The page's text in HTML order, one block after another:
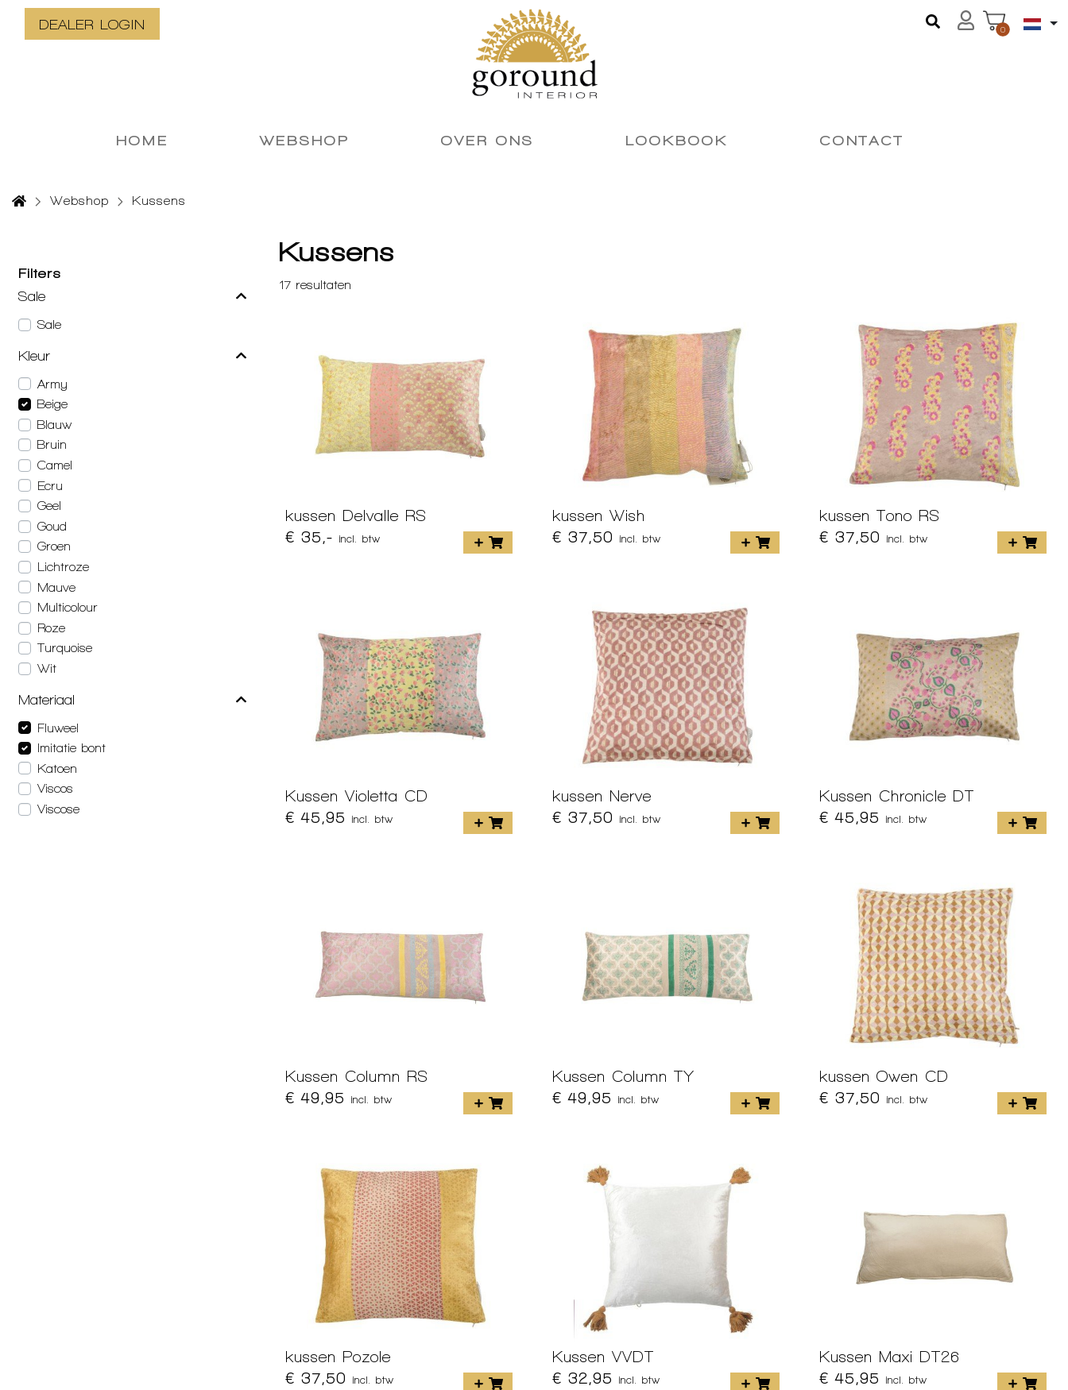
DEALER LOGIN 0
HOME WEBSHOP OVER ONS LOOKBOOK CONTACT
Webshop Kussens
Filters
Sale
Sale
Kleur
Army
Beige
Blauw
Bruin
Camel
Ecru
Geel
Goud
Groen
Lichtroze
Mauve
Multicolour
Roze
Turquoise
Wit
Materiaal
Fluweel
Imitatie bont
Katoen
Viscos
Viscose
Kussens
17 resultaten
kussen Delvalle RS
€ 35,-
incl. btw
kussen Wish
€ 37,50
incl. btw
kussen Tono RS
€ 37,50
incl. btw
Kussen Violetta CD
€ 45,95
incl. btw
kussen Nerve
€ 37,50
incl. btw
Kussen Chronicle DT
€ 45,95
incl. btw
Kussen Column RS
€ 49,95
incl. btw
Kussen Column TY
€ 49,95
incl. btw
kussen Owen CD
€ 37,50
incl. btw
kussen Pozole
€ 37,50
incl. btw
Kussen VVDT
€ 32,95
incl. btw
Kussen Maxi DT26
€ 45,95
incl. btw